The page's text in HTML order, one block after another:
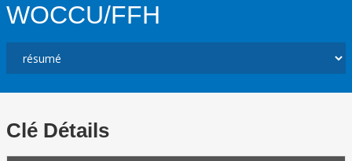
WOCCU/FFH
Clé Détails